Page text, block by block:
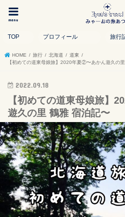
menu
TOP プロフィール 旅行
HOME 旅行 北海道
道東
【初めての道東母娘旅】2020年夏②〜あかん遊久の
2022.09.18
【初めての道東母娘旅】
遊久の里 鶴雅 宿泊記〜